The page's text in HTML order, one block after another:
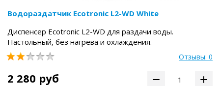
Водораздатчик Ecotronic L2-WD White
Диспенсер Ecotronic L2-WD для раздачи воды.
Настольный, без нагрева и охлаждения.
Отзывы: 0
2 280 руб